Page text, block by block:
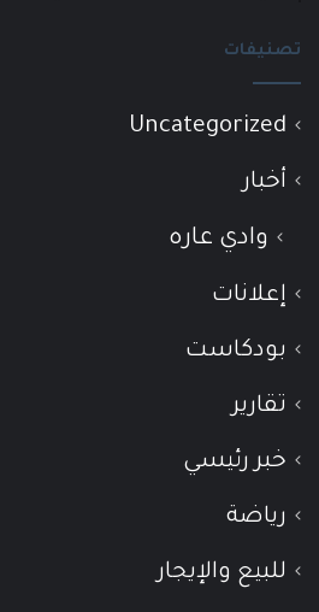
تصنيفات
Uncategorized
أخبار
وادي عاره
إعلانات
بودكاست
تقارير
خبر رئيسي
رياضة
للبيع والإيجار